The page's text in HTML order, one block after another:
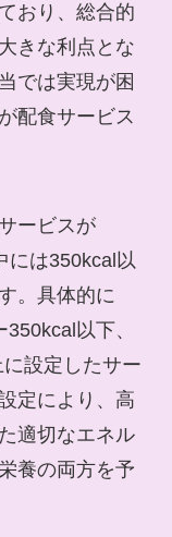
おり、総合的
きな利点とな
では実現が困
配食サービス
ービスが
には350kcal以
。具体的に
以下、
設定したサー
定により、高
適切なエネル
養の両方を予